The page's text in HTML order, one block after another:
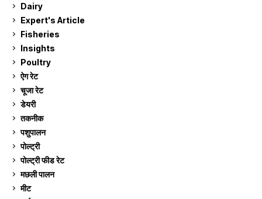
Dairy
Expert's Article
Fisheries
Insights
Poultry
ऐग रेट
चूजा रेट
डेयरी
तकनीक
पशुपालन
पोल्ट्री
पोल्ट्री फीड रेट
मछली पालन
मीट